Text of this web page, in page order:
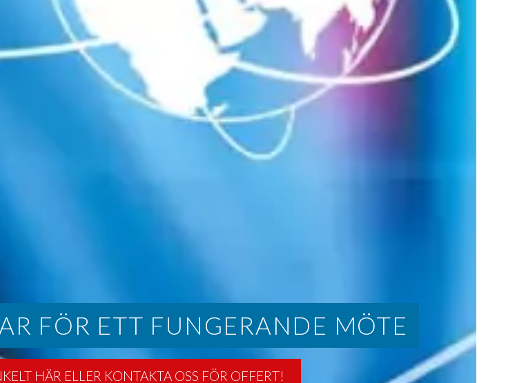
FÖR ETT FUNGERANDE MÖTE
HÄR ELLER KONTAKTA OSS FÖR OFFERT!